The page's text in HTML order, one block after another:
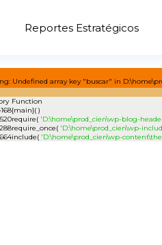
Reportes Estratégicos
Undefined array key "buscar" in
Function
{main}( )
require( 'D:\home\prod_cien\wp-blog-
require_once( 'D:\home\prod_cien\wp-
include( 'D:\home\prod_cien\wp-